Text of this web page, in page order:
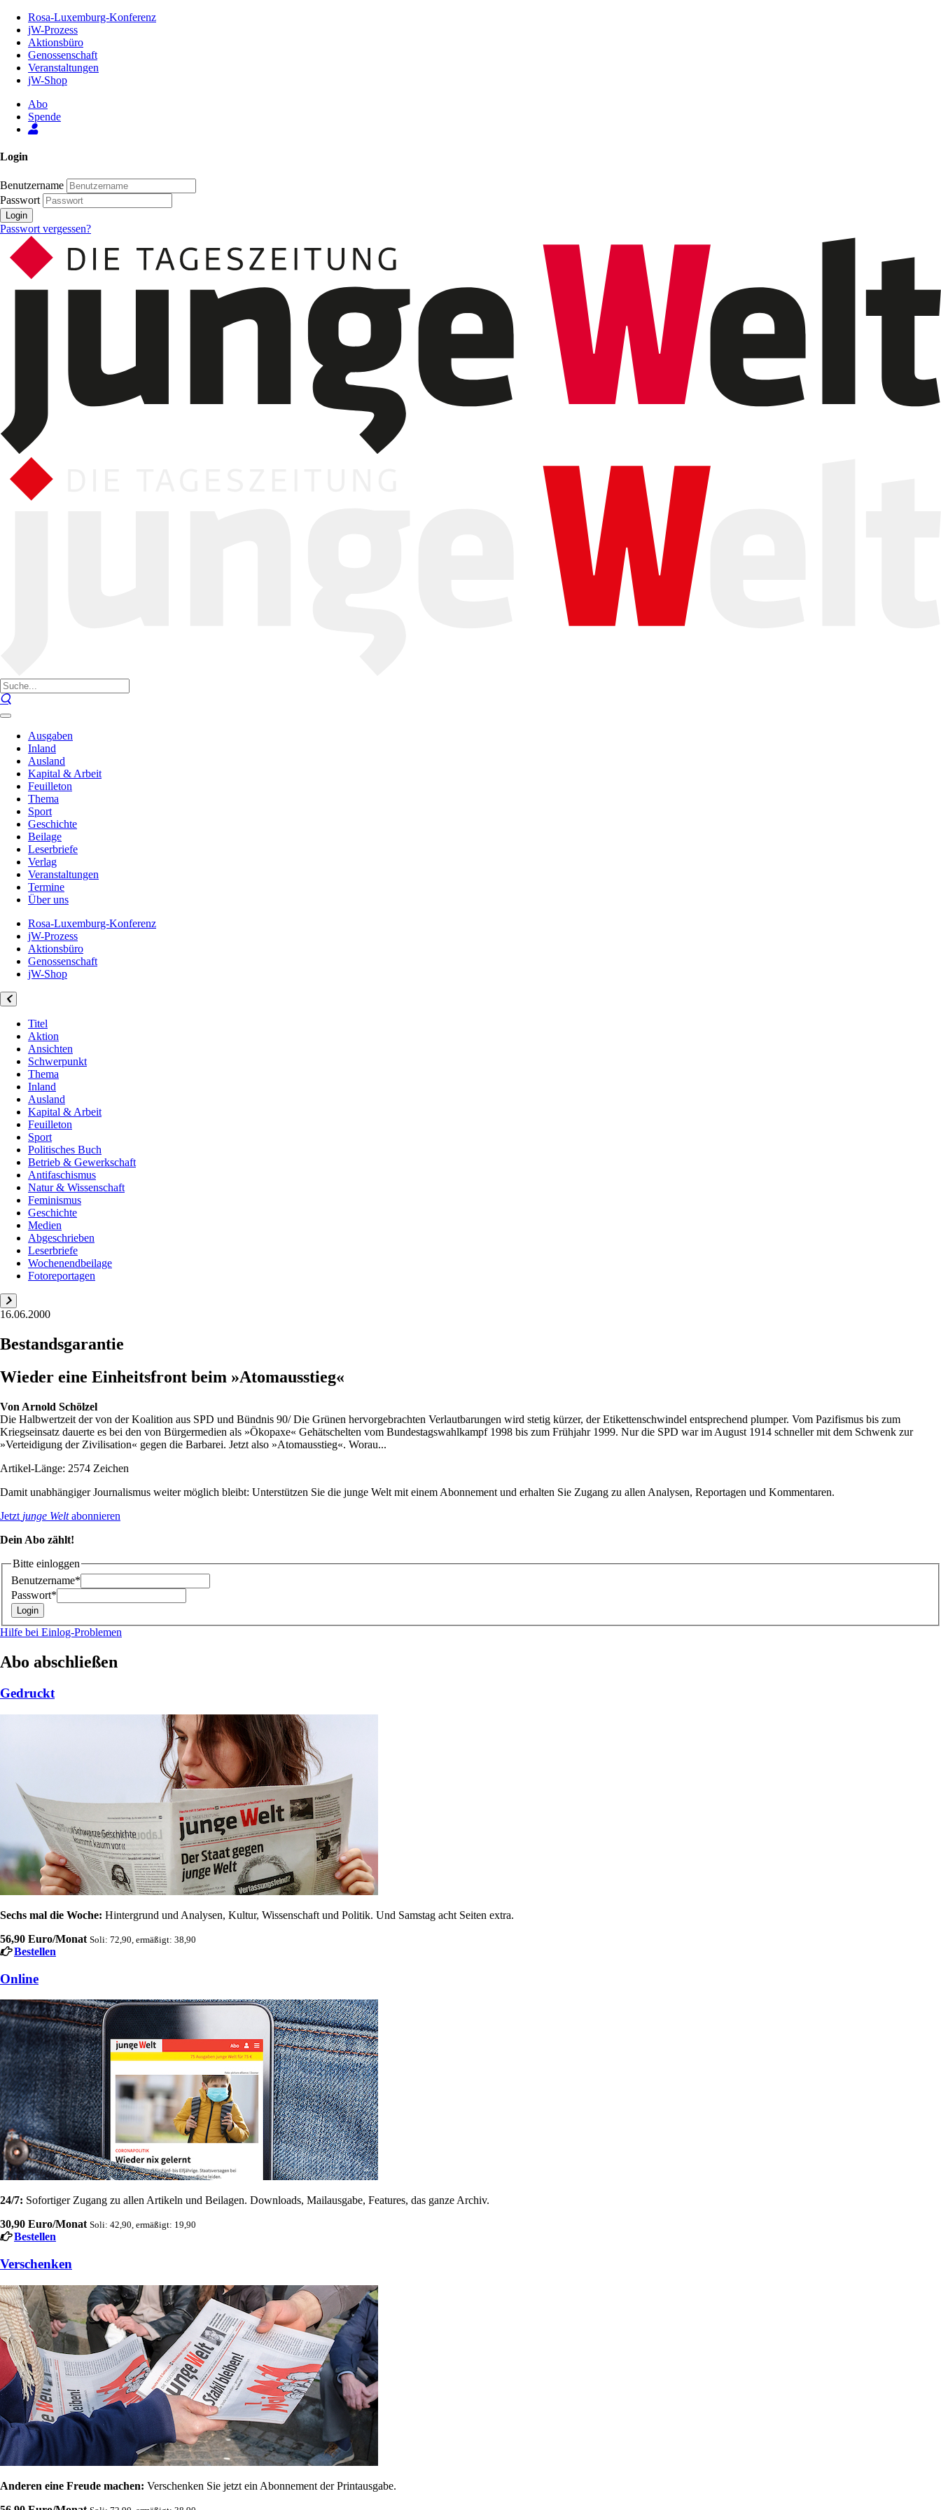
Inhalt
Seite
Rosa-Luxemburg-Konferenz
jW-Prozess
Aktionsbüro
Genossenschaft
Veranstaltungen
jW-Shop
Abo
Spende
Login
Benutzername
Passwort
Login
Passwort vergessen?
Ausgaben
Inland
Ausland
Kapital & Arbeit
Feuilleton
Thema
Sport
Geschichte
Beilage
Leserbriefe
Verlag
Veranstaltungen
Termine
Über uns
Rosa-Luxemburg-Konferenz
jW-Prozess
Aktionsbüro
Genossenschaft
jW-Shop
Titel
Aktion
Ansichten
Schwerpunkt
Thema
Inland
Ausland
Kapital & Arbeit
Feuilleton
Sport
Politisches Buch
Betrieb & Gewerkschaft
Antifaschismus
Natur & Wissenschaft
Feminismus
Geschichte
Medien
Abgeschrieben
Leserbriefe
Wochenendbeilage
Fotoreportagen
16.06.2000
Bestandsgarantie
Wieder eine Einheitsfront beim »Atomausstieg«
Von Arnold Schölzel
Die Halbwertzeit der von der Koalition aus SPD und Bündnis 90/ Die Grünen hervorgebrachten Verlautbarungen wird stetig kürzer, der Etikettenschwindel entsprechend plumper. Vom Pazifismus bis zum
Kriegseinsatz dauerte es bei den von Bürgermedien als »Ökopaxe« Gehätschelten vom Bundestagswahlkampf 1998 bis zum Frühjahr 1999. Nur die SPD war im August 1914 schneller mit dem Schwenk zur
»Verteidigung der Zivilisation« gegen die Barbarei. Jetzt also »Atomausstieg«. Worau...
Artikel-Länge: 2574 Zeichen
Damit unabhängiger Journalismus weiter möglich bleibt: Unterstützen Sie die junge Welt mit einem Abonnement und erhalten Sie Zugang zu allen Analysen, Reportagen und Kommentaren.
Jetzt junge Weltabonnieren
Dein Abo zählt!
Bitte einloggen
Benutzername*
Passwort*
Hilfe bei Einlog-Problemen
Abo abschließen
Gedruckt
Sechs mal die Woche: Hintergrund und Analysen, Kultur, Wissenschaft und Politik. Und Samstag acht Seiten extra.
56,90 Euro/Monat Soli: 72,90, ermäßigt: 38,90
Bestellen
Online
24/7: Sofortiger Zugang zu allen Artikeln und Beilagen. Downloads, Mailausgabe, Features, das ganze Archiv.
30,90 Euro/Monat Soli: 42,90, ermäßigt: 19,90
Bestellen
Verschenken
Anderen eine Freude machen: Verschenken Sie jetzt ein Abonnement der Printausgabe.